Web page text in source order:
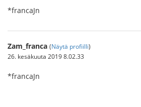
*francaJn
Zam_franca (Näytä profiilli)
26. kesäkuuta 2019 8.02.33
*francaJn